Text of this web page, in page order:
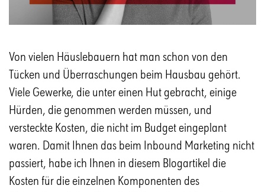
Von vielen Häuslebauern hat man schon von den
Tücken und Überraschungen beim Hausbau gehört.
Viele Gewerke, die unter einen Hut gebracht, einige
Hürden, die genommen werden müssen, und
versteckte Kosten, die nicht im Budget eingeplant
waren. Damit Ihnen das beim Inbound Marketing nicht
passiert, habe ich Ihnen in diesem Blogartikel die
Kosten für die einzelnen Komponenten des